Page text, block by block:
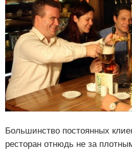
Большинство постоянных
ресторан отнюдь не за